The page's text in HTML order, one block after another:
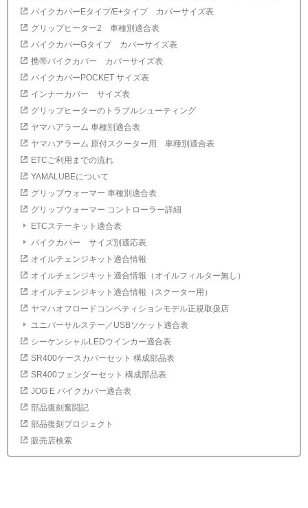
バイクカバーEタイプ/E+タイプ カバーサイズ表
グリップヒーター2 車種別適合表
バイクカバーGタイプ カバーサイズ表
携帯バイクカバー カバーサイズ表
バイクカバーPOCKET サイズ表
インナーカバー サイズ表
グリップヒーターのトラブルシューティング
ヤマハアラーム 車種別適合表
ヤマハアラーム 原付スクーター用 車種別適合表
ETCご利用までの流れ
YAMALUBEについて
グリップウォーマー 車種別適合表
グリップウォーマー コントローラー詳細
ETCステーキット適合表
バイクカバー サイズ別適応表
オイルチェンジキット適合情報
オイルチェンジキット適合情報（オイルフィルター無し）
オイルチェンジキット適合情報（スクーター用）
ヤマハオフロードコンペティションモデル正規取扱店
ユニバーサルステー／USBソケット適合表
シーケンシャルLEDウインカー適合表
SR400ケースカバーセット 構成部品表
SR400フェンダーセット 構成部品表
JOG E バイクカバー適合表
部品復刻奮闘記
部品復刻プロジェクト
販売店検索